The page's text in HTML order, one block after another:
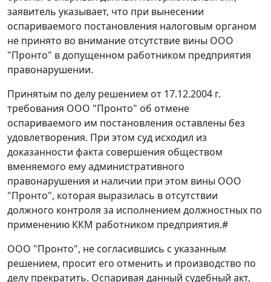
заявитель указывает, что при вынесении
оспариваемого постановления налоговым органом
не принято во внимание отсутствие вины ООО
"Пронто" в допущенном работником предприятия
правонарушении.
Принятым по делу решением от 17.12.2004 г.
требования ООО "Пронто" об отмене
оспариваемого им постановления оставлены без
удовлетворения. При этом суд исходил из
доказанности факта совершения обществом
вменяемого ему административного
правонарушения и наличии при этом вины ООО
"Пронто", которая выразилась в отсутствии
должного контроля за исполнением должностных по
применению ККМ работником предприятия.#
ООО "Пронто", не согласившись с указанным
решением, просит его отменить и производство по
делу прекратить. Оспаривая данный судебный акт,